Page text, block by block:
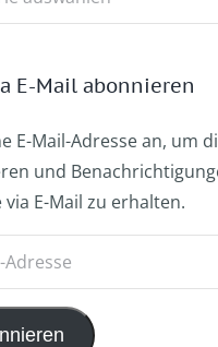
E-Mail abonnieren
E-Mail-Adresse an, um
und
via E-Mail zu erhalten.